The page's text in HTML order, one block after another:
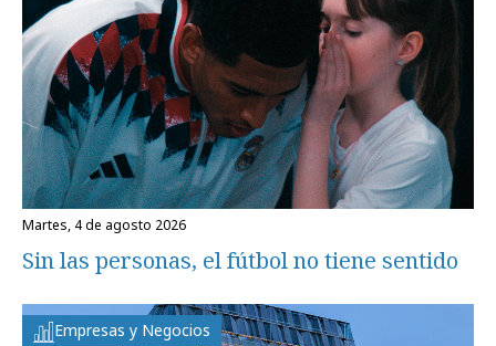
martes, 4 de agosto 2026
Sin las personas, el fútbol no tiene sentido
Empresas y Negocios